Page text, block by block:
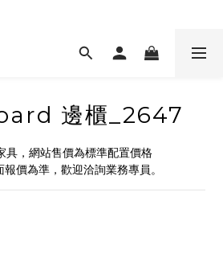
邊櫃_2647
，網站售價為標準配置價格
價為準，歡迎洽詢業務專員。